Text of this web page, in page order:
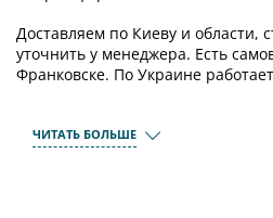
Доставляем по Киеву и области,
уточнить у менеджера. Есть
Франковске. По Украине
ЧИТАТЬ БОЛЬШЕ